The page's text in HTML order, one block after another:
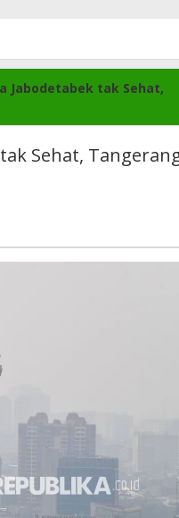
Jabodetabek tak Sehat,
Sehat,